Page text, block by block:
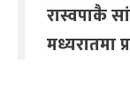
रास्वपाकै
मध्यरातमा